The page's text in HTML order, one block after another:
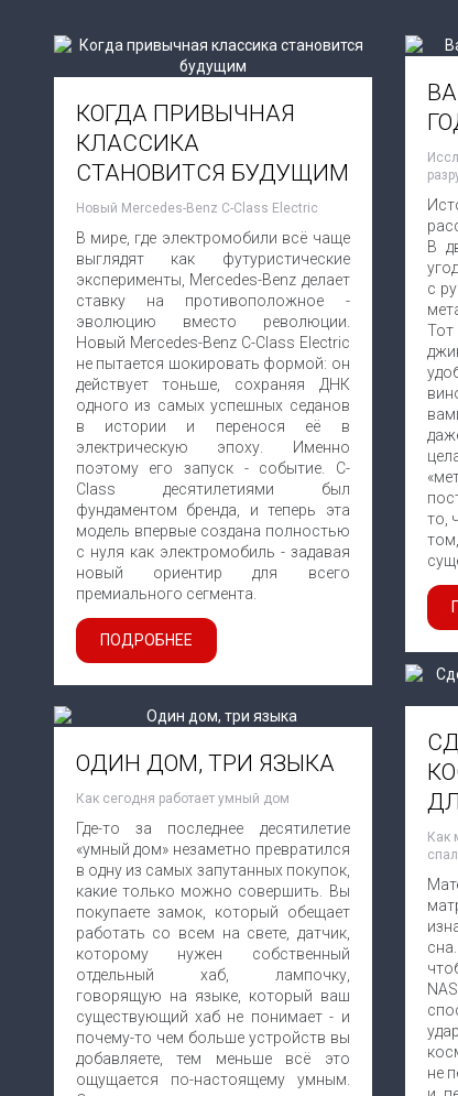
КОГДА ПРИВЫЧНАЯ
КЛАССИКА
СТАНОВИТСЯ БУДУЩИМ
Новый Mercedes-Benz C-Class Electric
В мире, где электромобили всё чаще
выглядят как футуристические
эксперименты, Mercedes-Benz делает
ставку на противоположное -
эволюцию вместо революции.
Новый Mercedes-Benz C-Class Electric
не пытается шокировать формой: он
действует тоньше, сохраняя ДНК
одного из самых успешных седанов
в истории и перенося её в
электрическую эпоху. Именно
поэтому его запуск - событие. C-
Class десятилетиями был
фундаментом бренда, и теперь эта
модель впервые создана полностью
с нуля как электромобиль - задавая
новый ориентир для всего
премиального сегмента.
ПОДРОБНЕЕ
В
с
то,
Как
не
ОДИН ДОМ, ТРИ ЯЗЫКА
Как сегодня работает умный дом
Где-то за последнее десятилетие
«умный дом» незаметно превратился
в одну из самых запутанных покупок,
какие только можно совершить. Вы
покупаете замок, который обещает
работать со всем на свете, датчик,
которому нужен собственный
отдельный хаб, лампочку,
говорящую на языке, который ваш
существующий хаб не понимает - и
почему-то чем больше устройств вы
добавляете, тем меньше всё это
ощущается по-настоящему умным.